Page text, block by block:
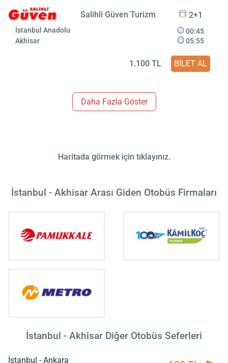
Salihli Güven Turizm 2+1
İstanbul Anadolu
Akhisar
00:45
05:55
1.100 TL BİLET AL
Daha Fazla Göster
Haritada görmek için tıklayınız.
İstanbul - Akhisar Arası Giden Otobüs Firmaları
İstanbul - Akhisar Diğer Otobüs Seferleri
İstanbul - Ankara